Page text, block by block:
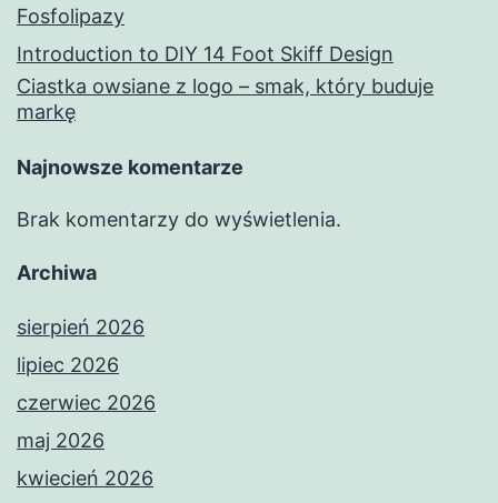
Fosfolipazy
Introduction to DIY 14 Foot Skiff Design
Ciastka owsiane z logo – smak, który buduje
markę
Najnowsze komentarze
Brak komentarzy do wyświetlenia.
Archiwa
sierpień 2026
lipiec 2026
czerwiec 2026
maj 2026
kwiecień 2026